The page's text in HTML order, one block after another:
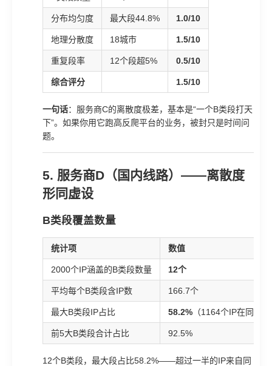
分布均匀度 最大段44.8% 1.0/10
地理分散度 18城市 1.5/10
重复段率 12个段超5% 0.5/10
综合评分 1.5/10
一句话：服务商C的离散度极差，基本是“一个B类段打天
下”。如果你用它跑高反爬平台的业务，被封只是时间问
题。
5. 服务商D（国内线路）——离散度
形同虚设
B类段覆盖数量
统计项 数值
2000个IP涵盖的B类段数量 12个
平均每个B类段含IP数 166.7个
最大B类段IP占比 58.2% （1164个IP在同一
前5大B类段合计占比 92.5%
12个B类段，最大段占比58.2%——超过一半的IP来自同